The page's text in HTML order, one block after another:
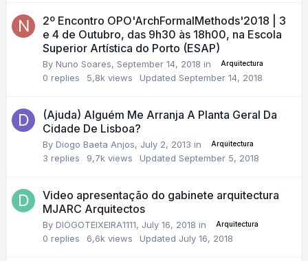
2º Encontro OPO'ArchFormalMethods'2018 | 3
e 4 de Outubro, das 9h30 às 18h00, na Escola
Superior Artística do Porto (ESAP)
By Nuno Soares, September 14, 2018 in Arquitectura
0 replies 5,8k views Updated September 14, 2018
(Ajuda) Alguém Me Arranja A Planta Geral Da
Cidade De Lisboa?
By Diogo Baeta Anjos, July 2, 2013 in Arquitectura
3 replies 9,7k views Updated September 5, 2018
Video apresentação do gabinete arquitectura
MJARC Arquitectos
By DIOGOTEIXEIRA1111, July 16, 2018 in Arquitectura
0 replies 6,6k views Updated July 16, 2018